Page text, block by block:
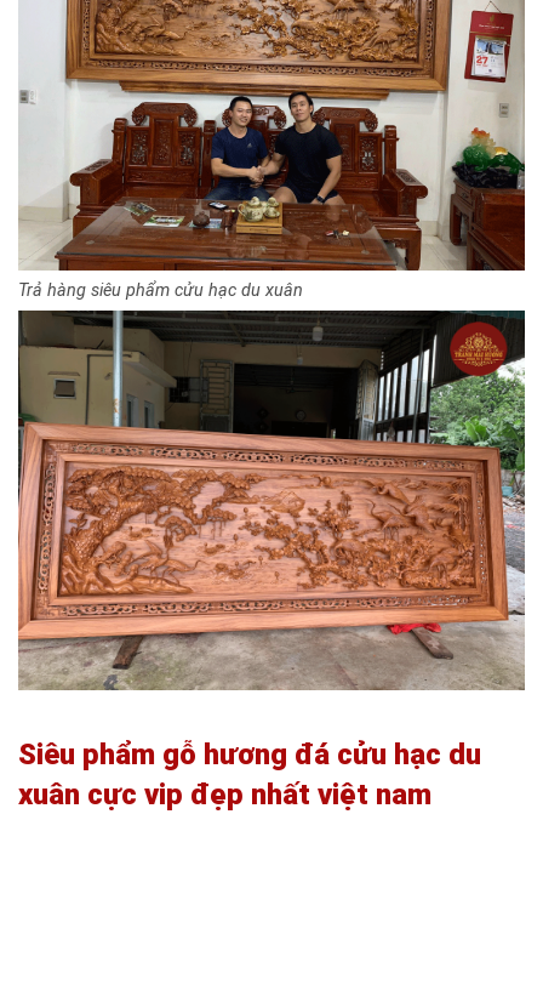
Trả hàng siêu phẩm cửu hạc du xuân
Siêu phẩm gỗ hương đá cửu hạc du
xuân cực vip đẹp nhất việt nam